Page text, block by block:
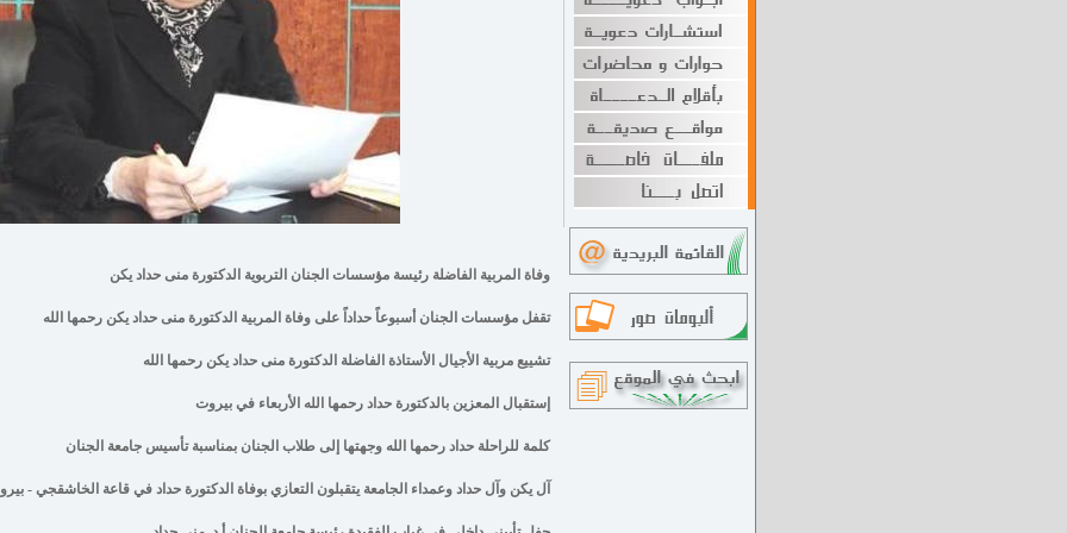
وفاة المربية الفاضلة رئيسة مؤسسات الجنان التربوية الدكتورة منى حداد يكن
تقفل مؤسسات الجنان أسبوعاً حداداً على وفاة المربية الدكتورة منى حداد يكن رحمها الله
تشييع مربية الأجيال الأستاذة الفاضلة الدكتورة منى حداد يكن رحمها الله
إستقبال المعزين بالدكتورة حداد رحمها الله الأربعاء في بيروت
كلمة للراحلة حداد رحمها الله وجهتها إلى طلاب الجنان بمناسبة تأسيس جامعة الجنان
آل يكن وآل حداد وعمداء الجامعة يتقبلون التعازي بوفاة الدكتورة حداد في قاعة الخاشقجي -